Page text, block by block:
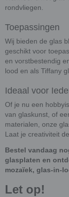
rondvliegen.
Toepassingen
Wij bieden de glas
geschikt voor
en vorstbestendig
lood en als Tiffany
Ideaal voor
Of je nu een
van glaskunst, of
materialen, onze
Laat je creativiteit
Bestel vandaag
glasplaten en
mozaïek, glas-in-
Let op!